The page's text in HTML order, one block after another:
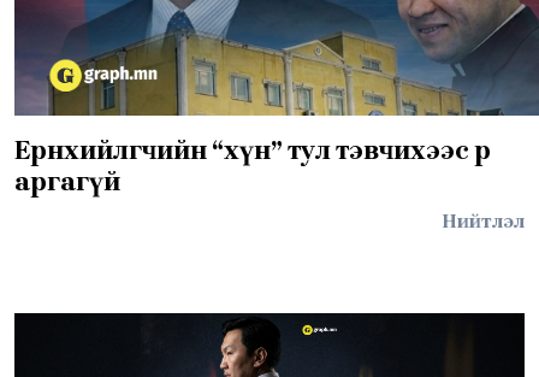
Ерөнхийлөгчийн “хүн” тул тэвчихээс өөр
аргагүй
Нийтлэл